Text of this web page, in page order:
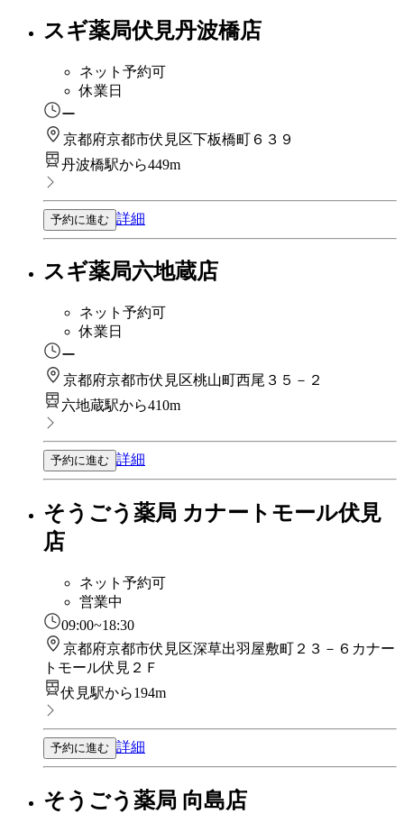
スギ薬局伏見丹波橋店
ネット予約可
休業日
ー
京都府京都市伏見区下板橋町６３９
丹波橋駅から449m
予約に進む 詳細
スギ薬局六地蔵店
ネット予約可
休業日
ー
京都府京都市伏見区桃山町西尾３５－２
六地蔵駅から410m
予約に進む 詳細
そうごう薬局 カナートモール伏見
店
ネット予約可
営業中
09:00~18:30
京都府京都市伏見区深草出羽屋敷町２３－６カナー
トモール伏見２Ｆ
伏見駅から194m
予約に進む 詳細
そうごう薬局 向島店